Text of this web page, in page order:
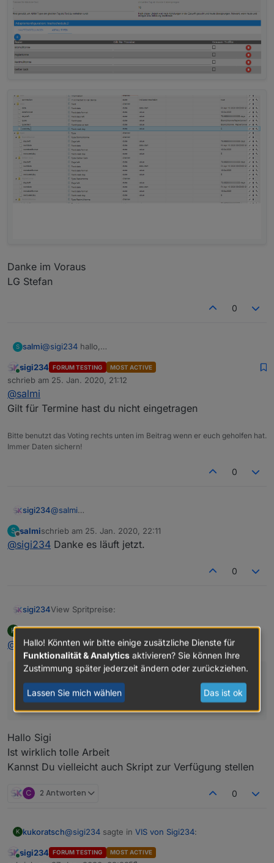
VIEW_Alexa_Multiroom_sigi234.txt
Danke im Voraus
LG Stefan
0
S salmi@sigi234 hallo,
wie gesagt der Trash liest die daten nicht richtig aus.
Danke im Voraus
Online
sigi234 FORUM TESTING MOST ACTIVE
schrieb am 25. Jan. 2020, 21:12
zuletzt editiert von
@salmi
Gilt für Termine hast du nicht eingetragen
Bitte benutzt das Voting rechts unten im Beitrag wenn er euch geholfen hat.
Immer Daten sichern!
0
sigi234@salmi
S
Offline
salmischrieb am 25. Jan. 2020, 22:11
zuletzt editiert von
@sigi234 Danke es läuft jetzt.
0
sigi234View Spritpreise:
K
Offline
kukoratschschrieb am27. Jan. 2020, 09:15
@ sigi234sagte inVIS von Sigi234:
View_Sprit.txt
Hallo Sigi
Ist wirklich tolle Arbeit
Kannst Du vielleicht auch Skript zur Verfügung stellen
C 2 Antworten 0
K kukoratsch@sigi234 sagte in VIS von Sigi234:
sigi234 FORUM TESTING MOST ACTIVE
Hallo! Könnten wir bitte einige zusätzliche Dienste für
Funktionalität & Analytics aktivieren? Sie können Ihre
Zustimmung später jederzeit ändern oder zurückziehen.
Lassen Sie mich wählen Das ist ok